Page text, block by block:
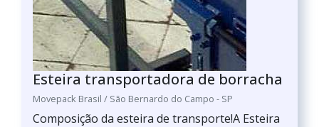
Esteira transportadora de borracha
Movepack Brasil / São Bernardo do Campo - SP
Composição da esteira de transporte!A Esteira